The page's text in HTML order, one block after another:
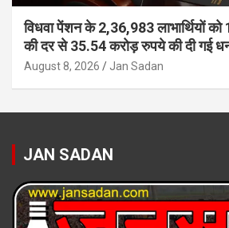
विधवा पेंशन के 2,36,983 लाभार्थियों
की दर से 35.54 करोड़ रुपये की दी गई
August 8, 2026 Jan Sadan
JAN SADAN